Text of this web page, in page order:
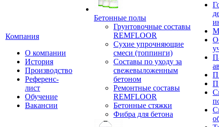
Компания
О компании
История
Производство
Референс-
лист
Обучение
Вакансии
Бетонные полы
Грунтовочные составы
REMFLOOR
Сухие упрочняющие
смеси (топпинги)
Составы по уходу за
свежевыложенным
бетоном
Ремонтные составы
REMFLOOR
Бетонные стяжки
Фибра для бетона